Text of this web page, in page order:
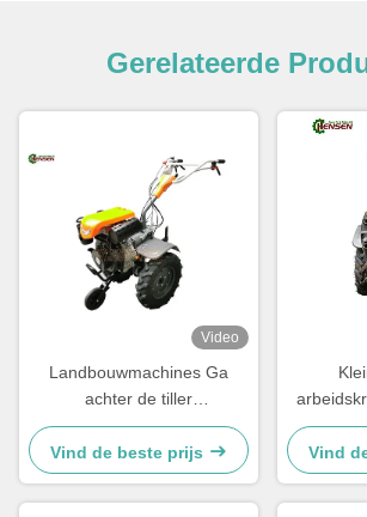
Gerelateerde
Video
Landbouwmachines Ga
achter de tiller
Landbouwtractor 10 pk
Tweewielers Mini
Dieseltractor
Vind de beste prijs
tiller met
Vind